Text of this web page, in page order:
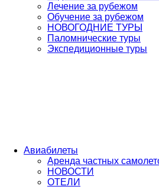
Лечение за рубежом
Обучение за рубежом
НОВОГОДНИЕ ТУРЫ
Паломнические туры
Экспедиционные туры
Авиабилеты
Аренда частных
НОВОСТИ
ОТЕЛИ